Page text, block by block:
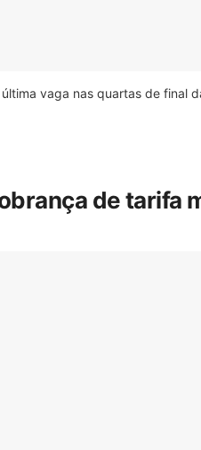
vaga nas quartas de final
de tarifa